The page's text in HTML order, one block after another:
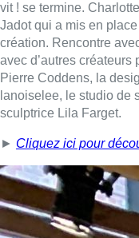
vit ! se termine.
Jadot qui a mis en
création. Rencontre
avec d’autres
Pierre Coddens, la
lanoiselee, le studio de
sculptrice Lila Farget.
► Cliquez ici pour